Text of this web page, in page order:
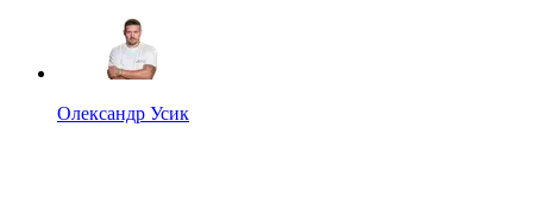
Олександр Усик